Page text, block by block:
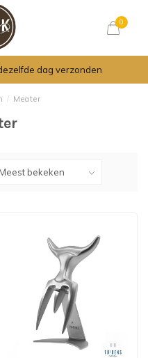
0
dag verzonden
/ Meater